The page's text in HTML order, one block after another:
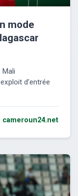
mode
d’entrée
cameroun24.net